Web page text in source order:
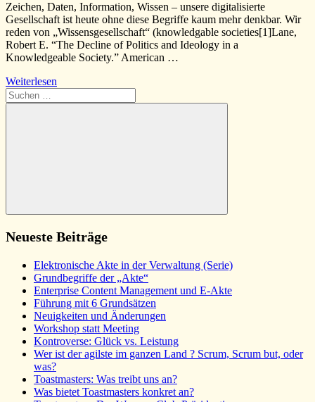
Zeichen, Daten, Information, Wissen – unsere digitalisierte
Gesellschaft ist heute ohne diese Begriffe kaum mehr denkbar. Wir
reden von „Wissensgesellschaft“ (knowledgable societies[1]Lane,
Robert E. “The Decline of Politics and Ideology in a
Knowledgeable Society.” American …
Weiterlesen
Suchen
nach:
Suchen
Neueste Beiträge
Elektronische Akte in der Verwaltung (Serie)
Grundbegriffe der „Akte“
Enterprise Content Management und E-Akte
Führung mit 6 Grundsätzen
Neuigkeiten und Änderungen
Workshop statt Meeting
Kontroverse: Glück vs. Leistung
Wer ist der agilste im ganzen Land ? Scrum, Scrum but, oder
was?
Toastmasters: Was treibt uns an?
Was bietet Toastmasters konkret an?